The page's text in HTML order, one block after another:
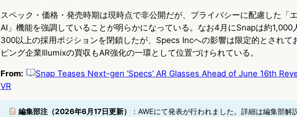
スペック・価格・発売時期は現時点で非公開だが、プライバシーに配慮した「
AI」機能を強調していることが明らかになっている。なお4月にSnapは約1,000
300以上の採用ポジションを閉鎖したが、Specs Incへの影響は限定的とされて
ピング企業Illumixの買収もAR強化の一環として位置づけられている。
From:
Snap Teases Next-gen ‘Specs’ AR Glasses Ahead of June 16th
VR
編集部注（2026年6月17日更新）
：AWEにて発表が行われました。詳細は編集部解